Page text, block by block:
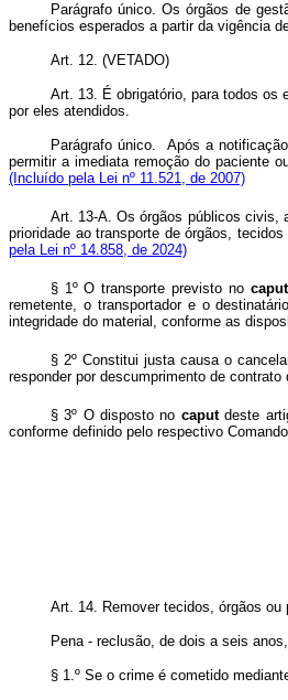
Parágrafo único. Os órgãos de
benefícios esperados a partir da vigência
Art. 12. (VETADO)
Art. 13. É obrigatório, para todos os
por eles atendidos.
Parágrafo único. Após a
permitir a imediata remoção do paciente
(Incluído pela Lei nº 11.521, de 2007)
Art. 13-A. Os órgãos públicos civis,
prioridade ao transporte de órgãos,
pela Lei nº 14.858, de 2024)
§ 1º O transporte previsto no caput
remetente, o transportador e o
integridade do material, conforme as
§ 2º Constitui justa causa o
responder por descumprimento de contrato
§ 3º O disposto no caput deste
conforme definido pelo respectivo
Art. 14. Remover tecidos, órgãos
Pena - reclusão, de dois a seis
§ 1.º Se o crime é cometido